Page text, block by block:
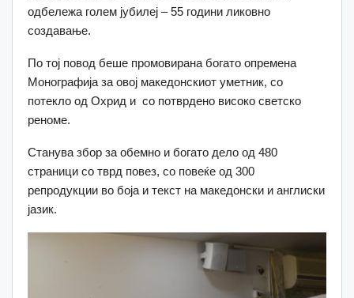
одбележа голем јубилеј – 55 години ликовно
создавање.
По тој повод беше промовирана богато опремена
Монографија за овој македонскиот уметник, со
потекло од Охрид и со потврдено високо светско
реноме.
Станува збор за обемно и богато дело од 480
страници со тврд повез, со повеќе од 300
репродукции во боја и текст на македонски и англиски
јазик.